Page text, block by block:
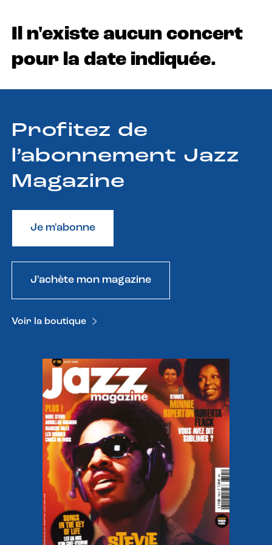
Il n'existe aucun concert
pour la date indiquée.
Profitez de
l’abonnement Jazz
Magazine
Je m'abonne
J'achète mon magazine
Voir la boutique